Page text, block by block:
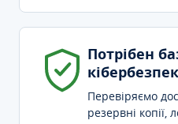
Потрібен
Перевіряємо
резервні копії,